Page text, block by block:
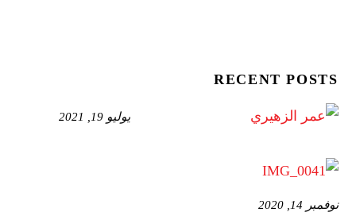
RECENT POSTS
يوليو 19, 2021
نوفمبر 14, 2020